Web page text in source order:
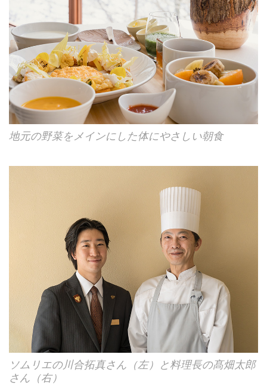
地元の野菜をメインにした体にやさしい朝食
ソムリエの川合拓真さん（左）と料理長の髙畑太郎
さん（右）